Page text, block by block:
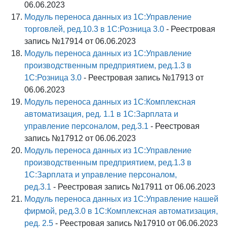
06.06.2023
Модуль переноса данных из 1С:Управление
торговлей, ред.10.3 в 1С:Розница 3.0 - Реестровая
запись №17914 от 06.06.2023
Модуль переноса данных из 1С:Управление
производственным предприятием, ред.1.3 в
1С:Розница 3.0 - Реестровая запись №17913 от
06.06.2023
Модуль переноса данных из 1С:Комплексная
автоматизация, ред. 1.1 в 1С:Зарплата и
управление персоналом, ред.3.1 - Реестровая
запись №17912 от 06.06.2023
Модуль переноса данных из 1С:Управление
производственным предприятием, ред.1.3 в
1С:Зарплата и управление персоналом,
ред.3.1 - Реестровая запись №17911 от 06.06.2023
Модуль переноса данных из 1С:Управление нашей
фирмой, ред.3.0 в 1С:Комплексная автоматизация,
ред. 2.5 - Реестровая запись №17910 от 06.06.2023